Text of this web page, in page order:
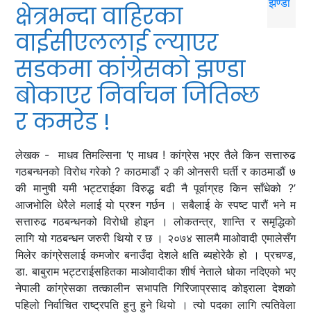
क्षेत्रभन्दा वाहिरका
वाईसीएललाई ल्याएर
सडकमा कांग्रेसको झण्डा
बोकाएर निर्वाचन जितिन्छ
र कमरेड !
लेखक - माधव तिमल्सिना ‘ए माधव ! कांग्रेस भएर तैले किन सत्तारुढ
गठबन्धनको विरोध गरेको ? काठमाडौं २ की ओनसरी घर्ती र काठमाडौं ७
की मानुषी यमी भट्टराईका विरुद्ध बढी नै पूर्वाग्रह किन साँधेको ?’
आजभोलि धेरैले मलाई यो प्रश्न गर्छन । सबैलाई के स्पष्ट पारौं भने म
सत्तारुढ गठबन्धनको विरोधी होइन । लोकतन्त्र, शान्ति र समृद्धिको
लागि यो गठबन्धन जरुरी थियो र छ । २०७४ सालमै माओवादी एमालेसँग
मिलेर कांग्रेसलाई कमजोर बनाउँदा देशले क्षति ब्यहोरेकै हो । प्रचण्ड,
डा. बाबुराम भट्टराईसहितका माओवादीका शीर्ष नेताले धोका नदिएको भए
नेपाली कांग्रेसका तत्कालीन सभापति गिरिजाप्रसाद कोइराला देशको
पहिलो निर्वाचित राष्ट्रपति हुनु हुने थियो । त्यो पदका लागि त्यतिवेला